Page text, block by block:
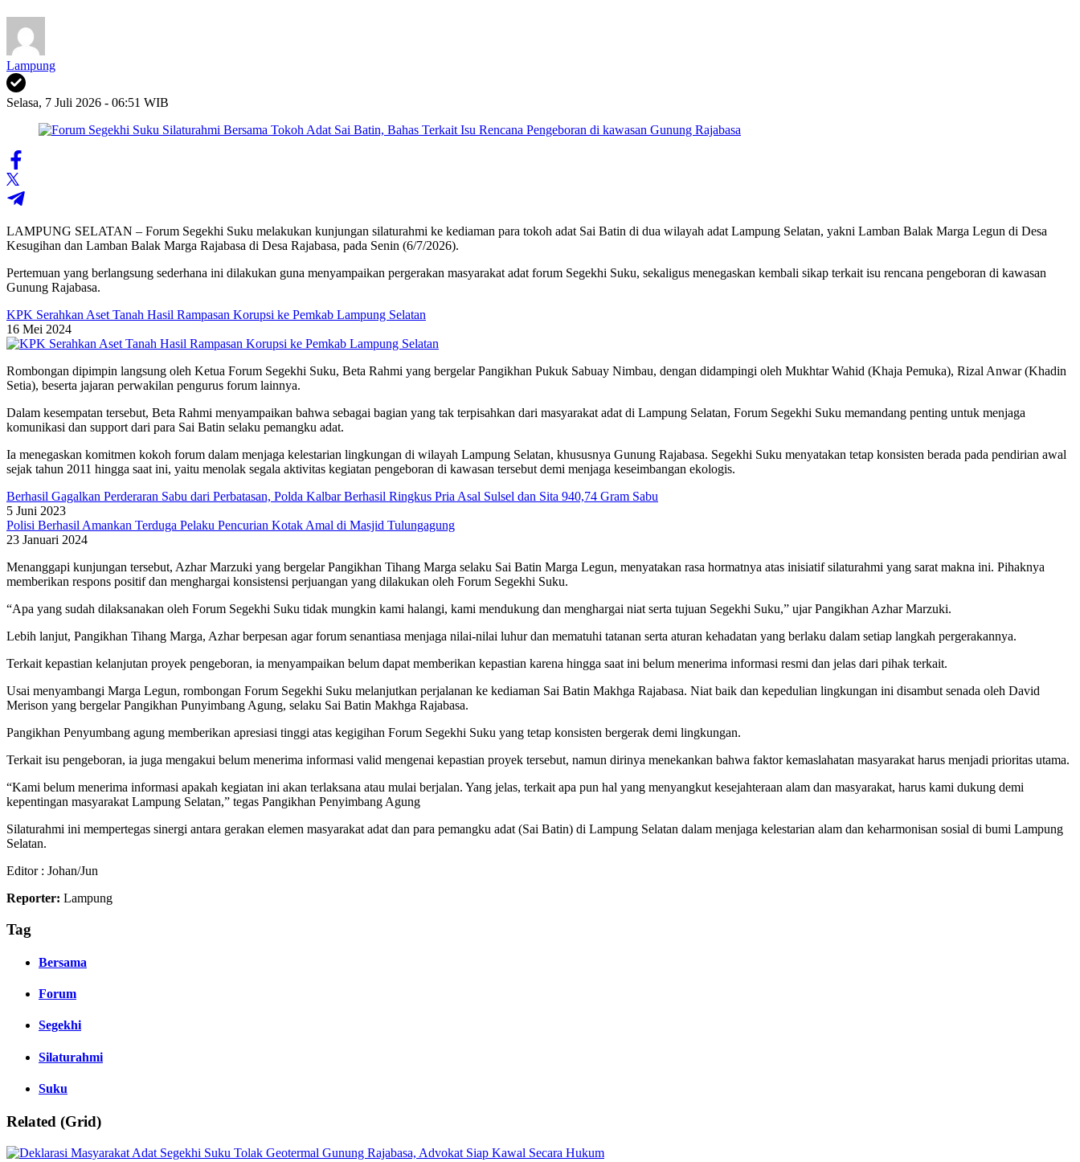
Lampung
Selasa, 7 Juli 2026 - 06:51 WIB
LAMPUNG SELATAN – Forum Segekhi Suku melakukan kunjungan silaturahmi ke kediaman para tokoh adat Sai Batin di dua wilayah adat Lampung Selatan, yakni Lamban Balak Marga Legun di Desa
Kesugihan dan Lamban Balak Marga Rajabasa di Desa Rajabasa, pada Senin (6/7/2026).
Pertemuan yang berlangsung sederhana ini dilakukan guna menyampaikan pergerakan masyarakat adat forum Segekhi Suku, sekaligus menegaskan kembali sikap terkait isu rencana pengeboran di kawasan
Gunung Rajabasa.
KPK Serahkan Aset Tanah Hasil Rampasan Korupsi ke Pemkab Lampung Selatan
16 Mei 2024
Rombongan dipimpin langsung oleh Ketua Forum Segekhi Suku, Beta Rahmi yang bergelar Pangikhan Pukuk Sabuay Nimbau, dengan didampingi oleh Mukhtar Wahid (Khaja Pemuka), Rizal Anwar (Khadin
Setia), beserta jajaran perwakilan pengurus forum lainnya.
Dalam kesempatan tersebut, Beta Rahmi menyampaikan bahwa sebagai bagian yang tak terpisahkan dari masyarakat adat di Lampung Selatan, Forum Segekhi Suku memandang penting untuk menjaga
komunikasi dan support dari para Sai Batin selaku pemangku adat.
Ia menegaskan komitmen kokoh forum dalam menjaga kelestarian lingkungan di wilayah Lampung Selatan, khususnya Gunung Rajabasa. Segekhi Suku menyatakan tetap konsisten berada pada pendirian awal
sejak tahun 2011 hingga saat ini, yaitu menolak segala aktivitas kegiatan pengeboran di kawasan tersebut demi menjaga keseimbangan ekologis.
Berhasil Gagalkan Perderaran Sabu dari Perbatasan, Polda Kalbar Berhasil Ringkus Pria Asal Sulsel dan Sita 940,74 Gram Sabu
5 Juni 2023
Polisi Berhasil Amankan Terduga Pelaku Pencurian Kotak Amal di Masjid Tulungagung
23 Januari 2024
Menanggapi kunjungan tersebut, Azhar Marzuki yang bergelar Pangikhan Tihang Marga selaku Sai Batin Marga Legun, menyatakan rasa hormatnya atas inisiatif silaturahmi yang sarat makna ini. Pihaknya
memberikan respons positif dan menghargai konsistensi perjuangan yang dilakukan oleh Forum Segekhi Suku.
“Apa yang sudah dilaksanakan oleh Forum Segekhi Suku tidak mungkin kami halangi, kami mendukung dan menghargai niat serta tujuan Segekhi Suku,” ujar Pangikhan Azhar Marzuki.
Lebih lanjut, Pangikhan Tihang Marga, Azhar berpesan agar forum senantiasa menjaga nilai-nilai luhur dan mematuhi tatanan serta aturan kehadatan yang berlaku dalam setiap langkah pergerakannya.
Terkait kepastian kelanjutan proyek pengeboran, ia menyampaikan belum dapat memberikan kepastian karena hingga saat ini belum menerima informasi resmi dan jelas dari pihak terkait.
Usai menyambangi Marga Legun, rombongan Forum Segekhi Suku melanjutkan perjalanan ke kediaman Sai Batin Makhga Rajabasa. Niat baik dan kepedulian lingkungan ini disambut senada oleh David
Merison yang bergelar Pangikhan Punyimbang Agung, selaku Sai Batin Makhga Rajabasa.
Pangikhan Penyumbang agung memberikan apresiasi tinggi atas kegigihan Forum Segekhi Suku yang tetap konsisten bergerak demi lingkungan.
Terkait isu pengeboran, ia juga mengakui belum menerima informasi valid mengenai kepastian proyek tersebut, namun dirinya menekankan bahwa faktor kemaslahatan masyarakat harus menjadi prioritas utama.
“Kami belum menerima informasi apakah kegiatan ini akan terlaksana atau mulai berjalan. Yang jelas, terkait apa pun hal yang menyangkut kesejahteraan alam dan masyarakat, harus kami dukung demi
kepentingan masyarakat Lampung Selatan,” tegas Pangikhan Penyimbang Agung
Silaturahmi ini mempertegas sinergi antara gerakan elemen masyarakat adat dan para pemangku adat (Sai Batin) di Lampung Selatan dalam menjaga kelestarian alam dan keharmonisan sosial di bumi Lampung
Selatan.
Editor : Johan/Jun
Reporter: Lampung
Tag
Bersama
Forum
Segekhi
Silaturahmi
Suku
Related (Grid)